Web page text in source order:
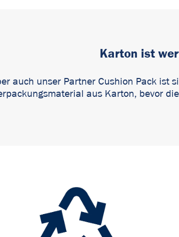
Karton ist
auch unser Partner Cushion Pack
aus Karton, bevor